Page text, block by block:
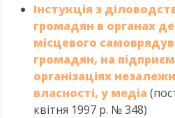
Інстукція з
громадян в органах
місцевого
громадян, на
організаціях
власності, у медіа
квітня 1997 р. № 348)